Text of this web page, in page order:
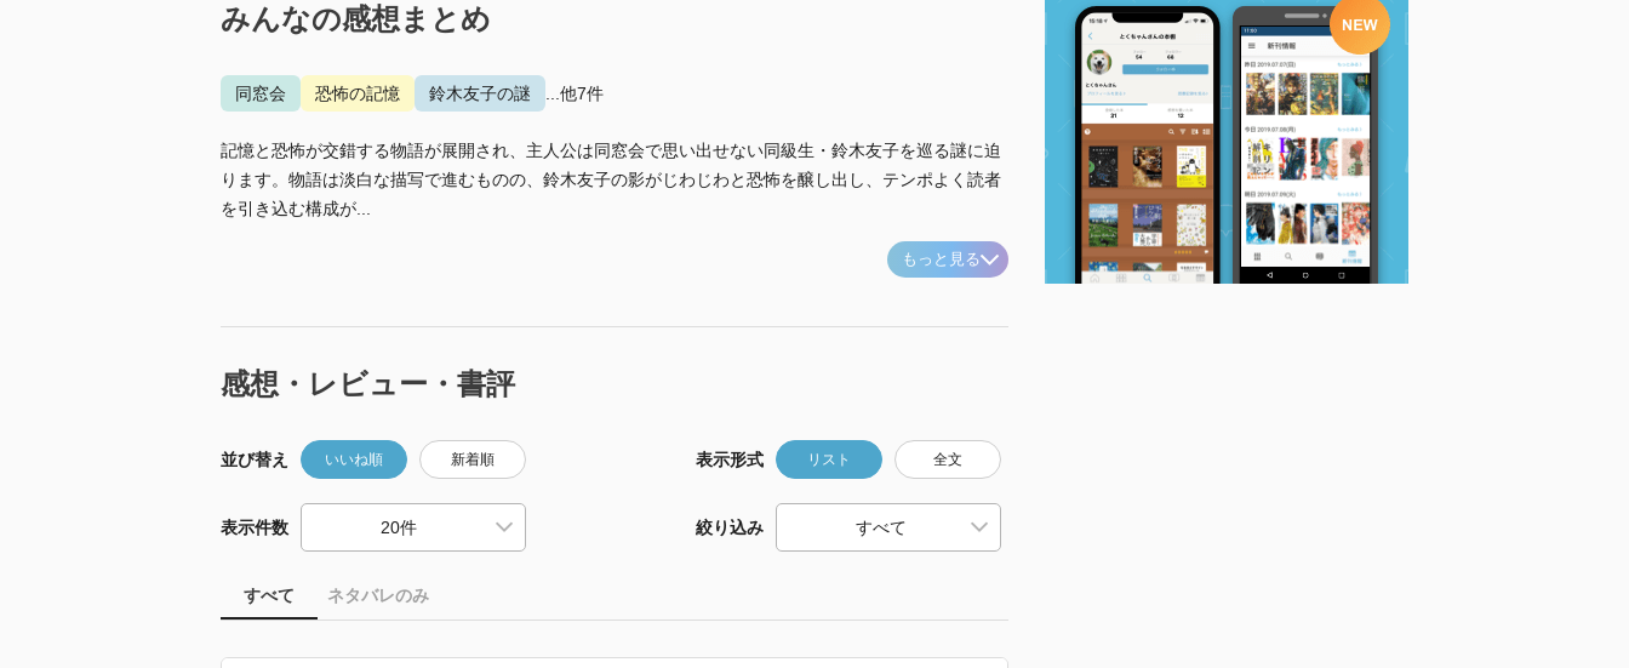
みんなの感想まとめ
同窓会 恐怖の記憶 鈴木友子の謎 ...他7件
記憶と恐怖が交錯する物語が展開され、主人公は同窓会で思い出せない同級生・鈴木友子を巡る謎に迫
ります。物語は淡白な描写で進むものの、鈴木友子の影がじわじわと恐怖を醸し出し、テンポよく読者
を引き込む構成が...
もっと見る
感想・レビュー・書評
並び替え いいね順 新着順 表示形式 リスト 全文
表示件数 絞り込み
すべて ネタバレのみ